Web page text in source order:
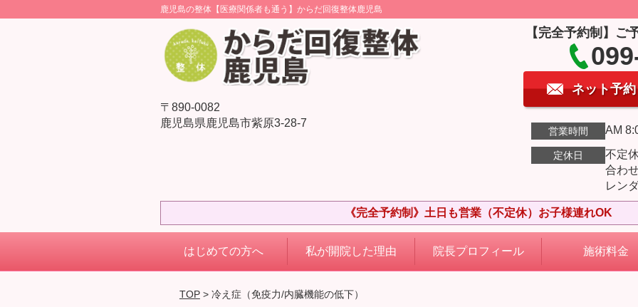
鹿児島の整体【医療関係者も通う】からだ回復整体鹿児島
〒890-0082
鹿児島県鹿児島市紫原3-28-7
【完全予約制】ご
ネット予約
営業時間 AM
定休日
不定
合わ
レン
《完全予約制》土日も営業（不定休）お子様連れOK
はじめての方へ 私が開院した理由 院長プロフィール 施術料金
TOP> 冷え症（免疫力/内臓機能の低下）